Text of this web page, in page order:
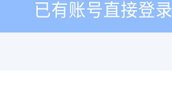
已有账号直接登录